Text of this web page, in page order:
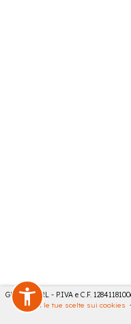
GECO 14 SRL - P.IVA e C.F.
Rivedi le tue scelte sui cookies